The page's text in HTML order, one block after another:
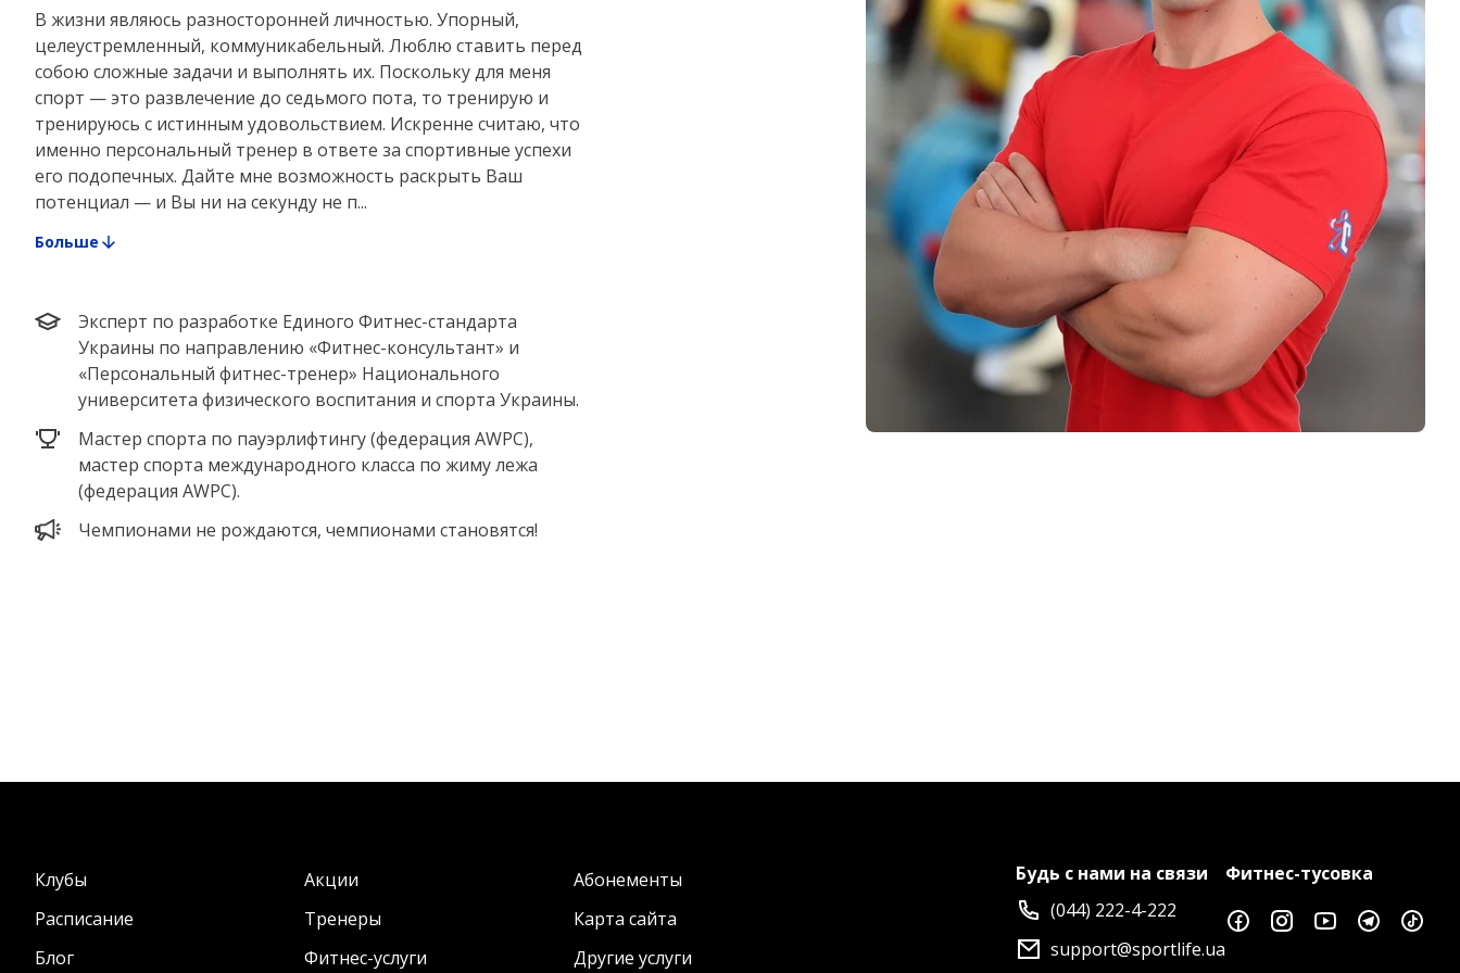
В жизни являюсь разносторонней личностью. Упорный,
целеустремленный, коммуникабельный. Люблю ставить перед
собою сложные задачи и выполнять их. Поскольку для меня
спорт — это развлечение до седьмого пота, то тренирую и
тренируюсь с истинным удовольствием. Искренне считаю, что
именно персональный тренер в ответе за спортивные успехи
его подопечных. Дайте мне возможность раскрыть Ваш
потенциал — и Вы ни на секунду не п...
Больше
Эксперт по разработке Единого Фитнес-стандарта
Украины по направлению «Фитнес-консультант» и
«Персональный фитнес-тренер» Национального
университета физического воспитания и спорта Украины.
Мастер спорта по пауэрлифтингу (федерация AWPC),
мастер спорта международного класса по жиму лежа
(федерация AWPC).
Чемпионами не рождаются, чемпионами становятся!
Клубы Акции
Абонементы
Расписание
Тренеры
Карта сайта
Блог
Фитнес-услуги Другие услуги
Будь с нами на связи
(044) 222-4-222
support@sportlife.ua
Фитнес-тусовка